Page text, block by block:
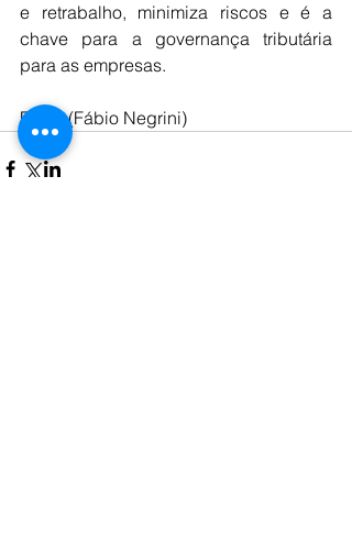
e retrabalho, minimiza riscos e é a
chave para a governança tributária
para as empresas.
Fonte (Fábio Negrini)